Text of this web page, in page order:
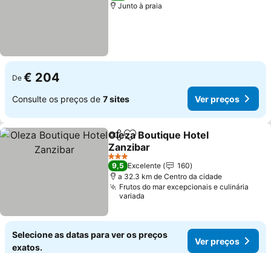
Junto à praia
De € 204
Consulte os preços de 7 sites Ver preços
PartilharAdicionar aos favoritos
Oleza Boutique Hotel
Zanzibar
Ver preços
3 Estrelas
9,5 Excelente
160
a 32.3 km de Centro da cidade
Frutos do mar excepcionais e culinária
variada
Selecione as datas para ver os preços
exatos.
Ver preços